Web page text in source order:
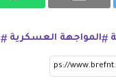
المواجهة العسكرية